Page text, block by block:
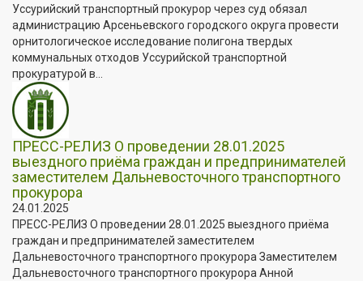
Уссурийский транспортный прокурор через суд обязал
администрацию Арсеньевского городского округа провести
орнитологическое исследование полигона твердых
коммунальных отходов Уссурийской транспортной
прокуратурой в...
ПРЕСС-РЕЛИЗ О проведении 28.01.2025
выездного приёма граждан и предпринимателей
заместителем Дальневосточного транспортного
прокурора
24.01.2025
ПРЕСС-РЕЛИЗ О проведении 28.01.2025 выездного приёма
граждан и предпринимателей заместителем
Дальневосточного транспортного прокурора Заместителем
Дальневосточного транспортного прокурора Анной